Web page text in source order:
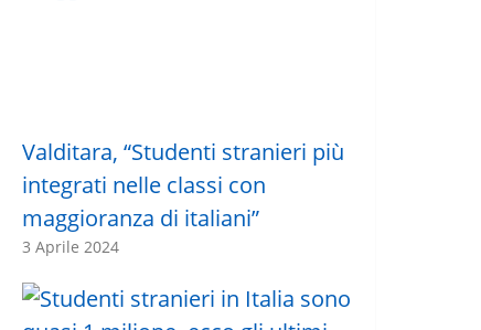
Valditara, “Studenti stranieri più
integrati nelle classi con
maggioranza di italiani”
3 Aprile 2024